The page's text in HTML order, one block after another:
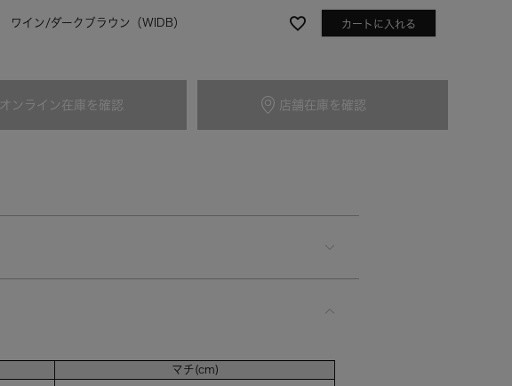
ワイン/ダークブラウン（WIDB） カートに入れる
ダークグリーン/ネイビー（DGNV） カートに入れる
オンライン在庫を確認 店舗在庫を確認
マチ(cm)